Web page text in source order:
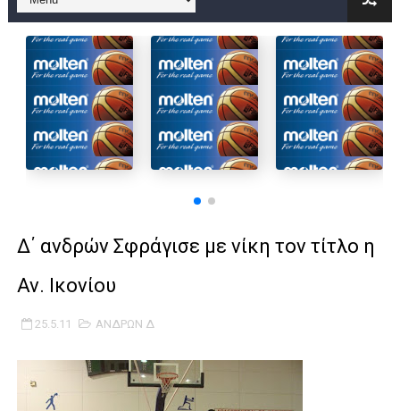
B ΕΦΗΒΩΝ F4 : Χάλκινο το Πέρα 71-56 την Δραπετσώνα στον
Στην National League 2 ο Μανδραϊκός 83-72 τον Εθνικό
Live streaming ΜΠΑΡΑΖ ΑΝΟΔΟΥ ΣΤΗΝ NL 2 : ΑΥΡΙΟ
Β΄ ΕΦΗΒΩΝ F4 : Εντυπωσιακός ο Ρέντης στον τελικό 104-77
TEΛΙΚΟΣ ΚΥΠΕΛΛΟΥ: Κυπελλούχος ο Μανδραϊκός σε ματς
Δ΄ ανδρών Σφράγισε με νίκη τον τίτλο η
Αν. Ικονίου
25.5.11 ΑΝΔΡΩΝ Δ